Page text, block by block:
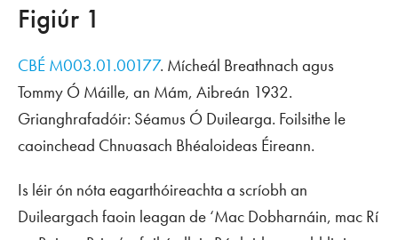
Figiúr 1
CBÉ M003.01.00177. Mícheál Breathnach agus
Tommy Ó Máille, an Mám, Aibreán 1932.
Grianghrafadóir: Séamus Ó Duilearga. Foilsithe le
caoinchead Chnuasach Bhéaloideas Éireann.
Is léir ón nóta eagarthóireachta a scríobh an
Duileargach faoin leagan de ‘Mac Dobharnáin, mac Rí